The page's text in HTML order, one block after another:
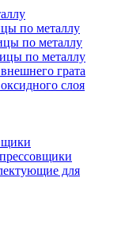
по металлу
по металлу
по металлу
грата
слоя
для